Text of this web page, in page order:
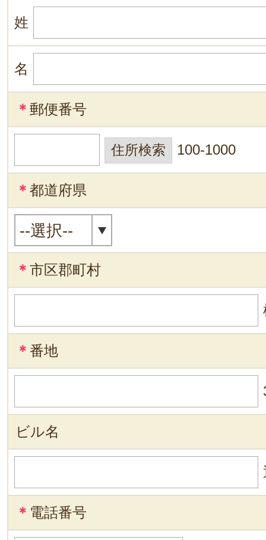
姓
名
＊ 郵便番号
100-1000
＊ 都道府県
＊ 市区郡町村
＊ 番地
ビル名
＊ 電話番号